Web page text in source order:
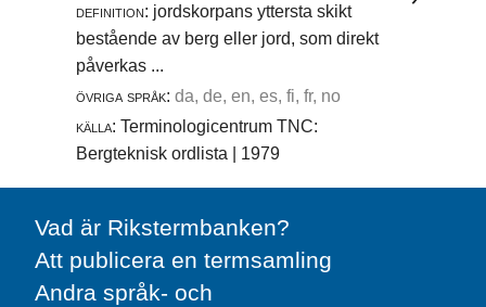
definition: jordskorpans yttersta skikt
bestående av berg eller jord, som direkt
påverkas ...
övriga språk: da, de, en, es, fi, fr, no
källa: Terminologicentrum TNC:
Bergteknisk ordlista | 1979
Vad är Rikstermbanken?
Att publicera en termsamling
Andra språk- och